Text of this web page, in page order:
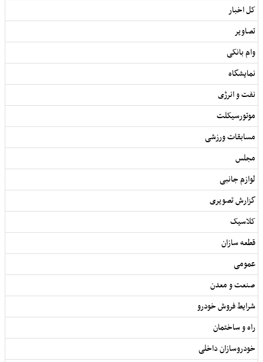
کل اخبار
تصاویر
وام بانکی
نمایشگاه
نفت و انرژی
موتورسیکلت
مسابقات ورزشی
مجلس
لوازم جانبی
گزارش تصویری
کلاسیک
قطعه سازان
عمومی
صنعت و معدن
شرایط فروش خودرو
راه و ساختمان
خودروسازان داخلی